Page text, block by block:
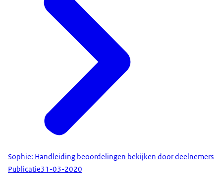
Sophie: Handleiding beoordelingen bekijken door deelnemers
Publicatie31-03-2020